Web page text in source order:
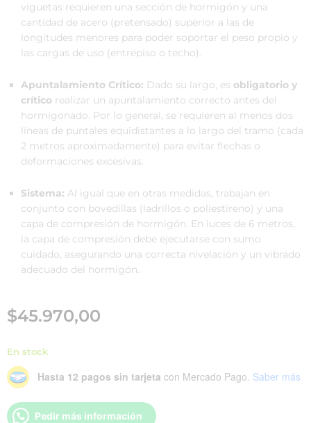
viguetas requieren una sección de hormigón y una
cantidad de acero (pretensado) superior a las de
longitudes menores para poder soportar el peso propio y
las cargas de uso (entrepiso o techo).
Apuntalamiento Crítico: Dado su largo, es obligatorio y
crítico realizar un apuntalamiento correcto antes del
hormigonado. Por lo general, se requieren al menos dos
líneas de puntales equidistantes a lo largo del tramo (cada
2 metros aproximadamente) para evitar flechas o
deformaciones excesivas.
Sistema: Al igual que en otras medidas, trabajan en
conjunto con bovedillas (ladrillos o poliestireno) y una
capa de compresión de hormigón. En luces de 6 metros,
la capa de compresión debe ejecutarse con sumo
cuidado, asegurando una correcta nivelación y un vibrado
adecuado del hormigón.
$45.970,00
En stock
Hasta 12 pagos sin tarjeta con Mercado Pago. Saber más
Pedir más información